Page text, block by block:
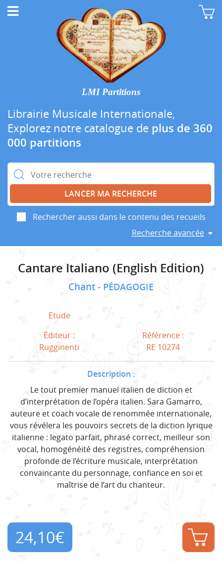
LMI Partitions
Librairie Musicale Internationale,
Explorez notre catalogue de plus de 360
000 partitions
Rechercher :
Rechercher aussi dans le contenu des recueils
Recherche avancée
Cantare Italiano (English Edition)
Chant PÉDAGOGIE
Etude
Éditeur :
Rugginenti
Référence :
RE 10274
Description :
Le tout premier manuel italien de diction et
d’interprétation de l’opéra italien. Sara Gamarro,
auteure et coach vocale de renommée internationale,
vous révélera les pouvoirs secrets de la diction lyrique
italienne : legato parfait, phrasé correct, meilleur son
vocal, homogénéité des registres, compréhension
profonde de l’écriture musicale, interprétation
convaincante du personnage, confiance en soi et
maîtrise de l’art du chanteur.
24,10€